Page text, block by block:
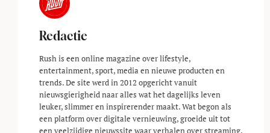
Redactie
Rush is een online magazine over lifestyle,
entertainment, sport, media en nieuwe producten en
trends. De site werd in 2012 opgericht vanuit
nieuwsgierigheid naar alles wat het dagelijks leven
leuker, slimmer en inspirerender maakt. Wat begon als
een platform over digitale vernieuwing, groeide uit tot
een veelzijdige nieuwssite waar verhalen over streaming,